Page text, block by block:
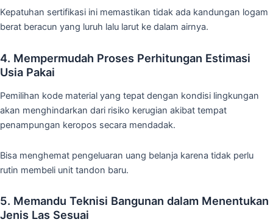
Kepatuhan sertifikasi ini memastikan tidak ada kandungan logam
berat beracun yang luruh lalu larut ke dalam airnya.
4. Mempermudah Proses Perhitungan Estimasi
Usia Pakai
Pemilihan kode material yang tepat dengan kondisi lingkungan
akan menghindarkan dari risiko kerugian akibat tempat
penampungan keropos secara mendadak.
Bisa menghemat pengeluaran uang belanja karena tidak perlu
rutin membeli unit tandon baru.
5. Memandu Teknisi Bangunan dalam Menentukan
Jenis Las Sesuai